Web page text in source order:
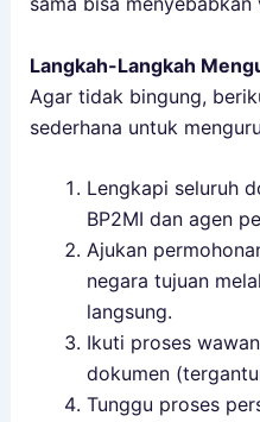
Langkah-Langkah
Agar tidak bingung,
sederhana untuk
Lengkapi seluruh
BP2MI dan agen
Ajukan
negara tujuan
langsung.
Ikuti proses
dokumen
Tunggu proses